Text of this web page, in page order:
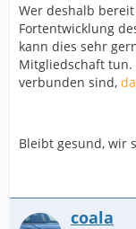
Wer deshalb
Fortentwicklung
kann dies sehr
Mitgliedschaft tun.
verbunden sind,
Bleibt gesund, wir
coala